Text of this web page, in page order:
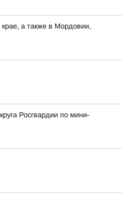
а также в Мордовии,
Росгвардии по мини-